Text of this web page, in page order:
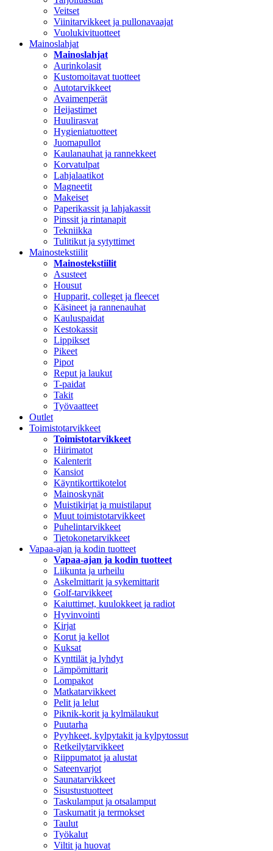
Veitset
Viinitarvikkeet ja pullonavaajat
Vuolukivituotteet
Mainoslahjat
Mainoslahjat
Aurinkolasit
Kustomoitavat tuotteet
Autotarvikkeet
Avaimenperät
Heijastimet
Huulirasvat
Hygieniatuotteet
Juomapullot
Kaulanauhat ja rannekkeet
Korvatulpat
Lahjalaatikot
Magneetit
Makeiset
Paperikassit ja lahjakassit
Pinssit ja rintanapit
Tekniikka
Tulitikut ja sytyttimet
Mainostekstiilit
Mainostekstiilit
Asusteet
Housut
Hupparit, colleget ja fleecet
Käsineet ja rannenauhat
Kauluspaidat
Kestokassit
Lippikset
Pikeet
Pipot
Reput ja laukut
T-paidat
Takit
Työvaatteet
Outlet
Toimistotarvikkeet
Toimistotarvikkeet
Hiirimatot
Kalenterit
Kansiot
Käyntikorttikotelot
Mainoskynät
Muistikirjat ja muistilaput
Muut toimistotarvikkeet
Puhelintarvikkeet
Tietokonetarvikkeet
Vapaa-ajan ja kodin tuotteet
Vapaa-ajan ja kodin tuotteet
Liikunta ja urheilu
Askelmittarit ja sykemittarit
Golf-tarvikkeet
Kaiuttimet, kuulokkeet ja radiot
Hyvinvointi
Kirjat
Korut ja kellot
Kuksat
Kynttilät ja lyhdyt
Lämpömittarit
Lompakot
Matkatarvikkeet
Pelit ja lelut
Piknik-korit ja kylmälaukut
Puutarha
Pyyhkeet, kylpytakit ja kylpytossut
Retkeilytarvikkeet
Riippumatot ja alustat
Sateenvarjot
Saunatarvikkeet
Sisustustuotteet
Taskulamput ja otsalamput
Taskumatit ja termokset
Taulut
Työkalut
Viltit ja huovat